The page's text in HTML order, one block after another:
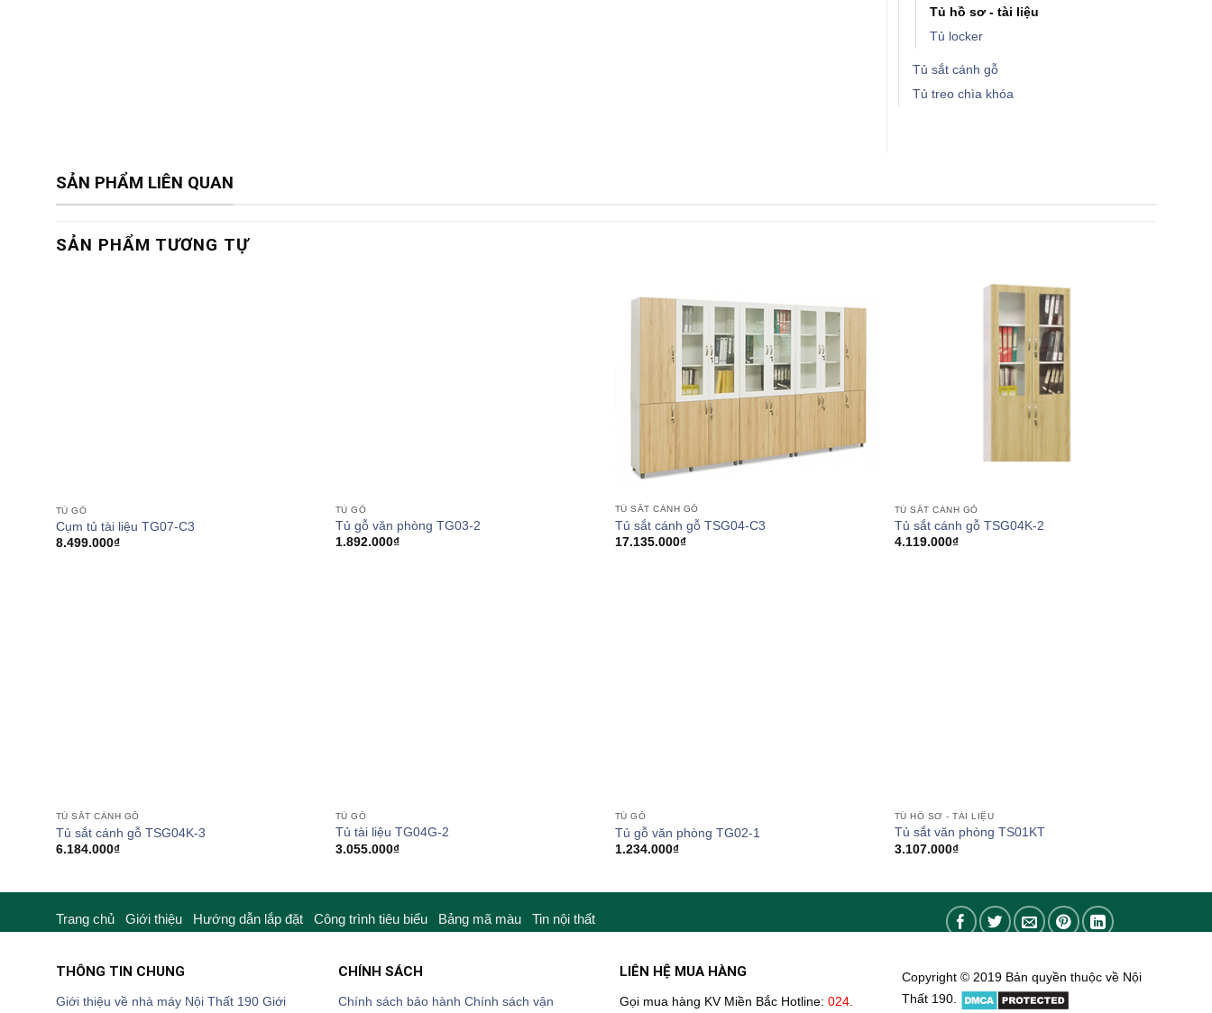
Tủ hồ sơ - tài liệu
Tủ locker
Tủ sắt cánh gỗ
Tủ treo chìa khóa
SẢN PHẨM LIÊN QUAN
SẢN PHẨM TƯƠNG TỰ
TỦ GỖ
Cụm tủ tài liệu TG07-C3
8.499.000₫
TỦ GỖ
Tủ gỗ văn phòng TG03-2
1.892.000₫
TỦ SẮT CÁNH GỖ
Tủ sắt cánh gỗ TSG04-C3
17.135.000₫
TỦ SẮT CÁNH GỖ
Tủ sắt cánh gỗ TSG04K-2
4.119.000₫
TỦ SẮT CÁNH GỖ
Tủ sắt cánh gỗ TSG04K-3
6.184.000₫
TỦ GỖ
Tủ tài liệu TG04G-2
3.055.000₫
TỦ GỖ
Tủ gỗ văn phòng TG02-1
1.234.000₫
TỦ HỒ SƠ - TÀI LIỆU
Tủ sắt văn phòng TS01KT
3.107.000₫
Trang chủ Giới thiệu Hướng dẫn lắp đặt Công trình tiêu biểu Bảng mã màu Tin nội thất
THÔNG TIN CHUNG
Giới thiệu về nhà máy Nội Thất 190 Giới
CHÍNH SÁCH
Chính sách bảo hành Chính sách vận
LIÊN HỆ MUA HÀNG
Gọi mua hàng KV Miền Bắc Hotline: 024.
Copyright © 2019 Bản quyền thuộc về Nội
Thất 190.